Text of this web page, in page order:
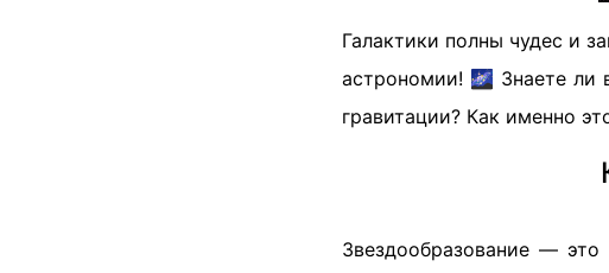
Галактики полны чудес и
астрономии! 🌌 Знаете ли
гравитации? Как именно
Звездообразование — это